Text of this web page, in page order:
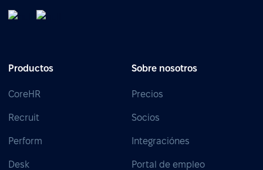
Productos
CoreHR
Recruit
Perform
Desk
Sobre nosotros
Precios
Socios
Integraciónes
Portal de empleo